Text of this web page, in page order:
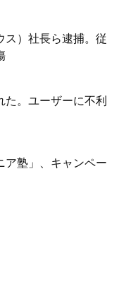
ス）社長ら逮捕。従
た。ユーザーに不利
ア塾」、キャンペー